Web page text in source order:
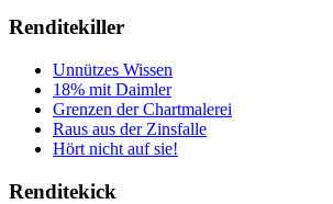
Renditekiller
Unnützes Wissen
18% mit Daimler
Grenzen der Chartmalerei
Raus aus der Zinsfalle
Hört nicht auf sie!
Renditekick